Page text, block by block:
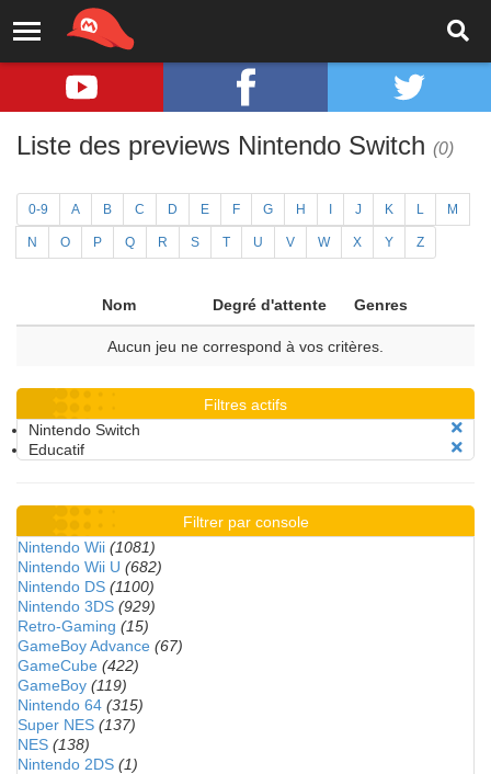
Liste des previews Nintendo Switch (0)
0-9 A B C D E F G H J K L M
N O P Q R S T U V W X Y Z
Nom Degré d'attente Genres
Aucun jeu ne correspond à vos critères.
Filtres actifs
Nintendo Switch
Educatif
Filtrer par console
Nintendo Wii (1081)
Nintendo Wii U (682)
Nintendo DS (1100)
Nintendo 3DS (929)
Retro-Gaming (15)
GameBoy Advance (67)
GameCube (422)
GameBoy (119)
Nintendo 64 (315)
Super NES (137)
NES (138)
Nintendo 2DS (1)